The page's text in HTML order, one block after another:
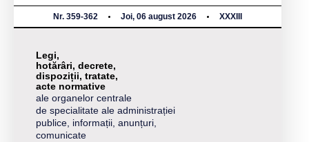
Nr. 359-362 Joi, 06 august 2026 XXXIII
Legi,
hotărâri, decrete,
dispoziții, tratate,
acte normative
ale organelor centrale
de specialitate ale administrației
publice, informații, anunțuri,
comunicate